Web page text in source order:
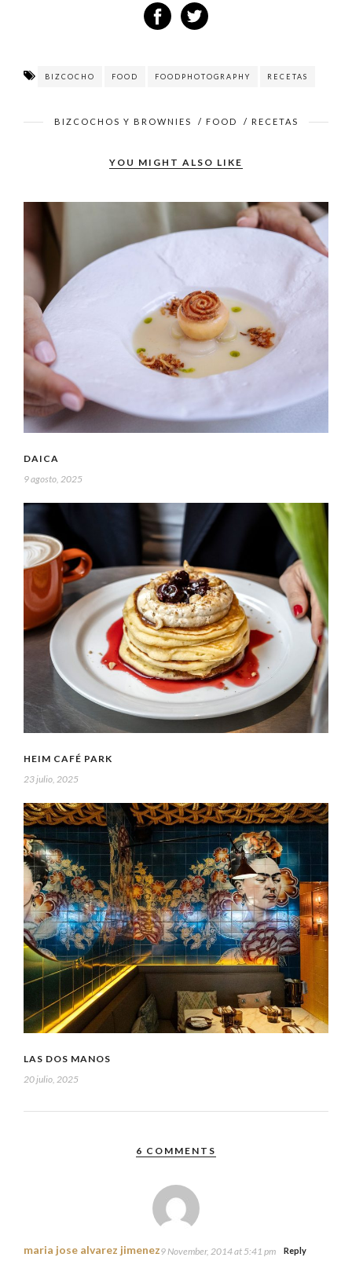
BIZCOCHO FOOD FOODPHOTOGRAPHY RECETAS
BIZCOCHOS Y BROWNIES / FOOD / RECETAS
YOU MIGHT ALSO LIKE
DAICA
9 agosto, 2025
HEIM CAFÉ PARK
23 julio, 2025
LAS DOS MANOS
20 julio, 2025
6 COMMENTS
maria jose alvarez jimenez9 November, 2014 at 5:41 pm Reply